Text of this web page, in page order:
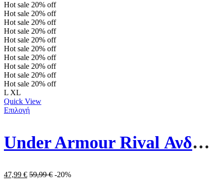
Hot sale 20% off
Hot sale 20% off
Hot sale 20% off
Hot sale 20% off
Hot sale 20% off
Hot sale 20% off
Hot sale 20% off
Hot sale 20% off
Hot sale 20% off
Hot sale 20% off
L XL
Quick View
Επιλογή
Under Armour Rival Ανδρική Ζακέτα 1357111-012 Γκρι
47,99 € 59,99€ -20%